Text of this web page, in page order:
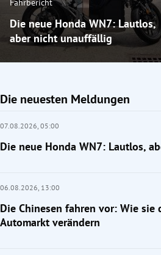
Fahrbericht
Die neue Honda WN7: Lautlos,
aber nicht unauffällig
Die neuesten Meldungen
07.08.2026, 05:00
Die neue Honda WN7: Lautlos,
06.08.2026, 13:00
Die Chinesen fahren vor: Wie sie
Automarkt verändern